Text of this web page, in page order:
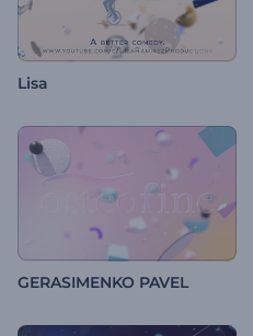
Lisa
GERASIMENKO PAVEL